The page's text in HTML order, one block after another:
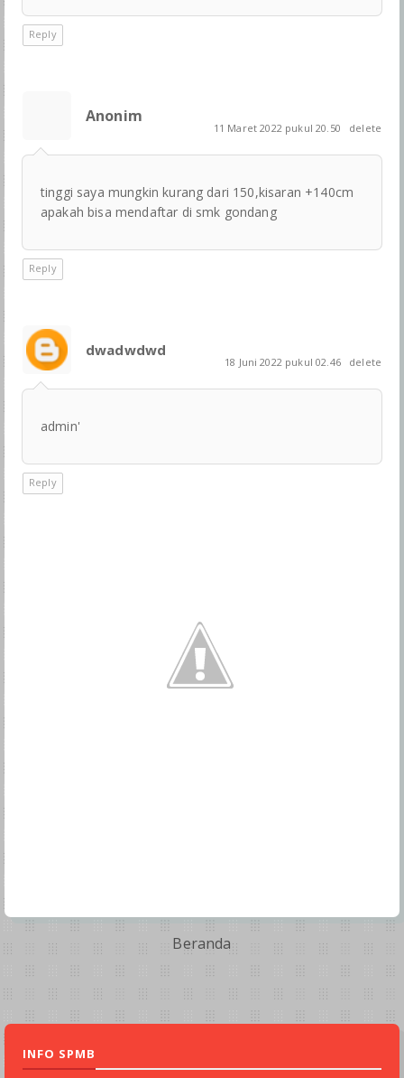
Reply
Anonim
11 Maret 2022 pukul 20.50 delete
tinggi saya mungkin kurang dari 150,kisaran +140cm
apakah bisa mendaftar di smk gondang
Reply
dwadwdwd
18 Juni 2022 pukul 02.46 delete
admin'
Reply
Beranda
INFO SPMB